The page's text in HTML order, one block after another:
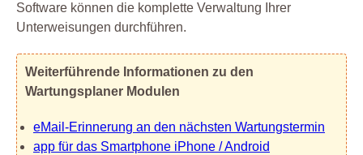
Software können die komplette Verwaltung Ihrer
Unterweisungen durchführen.
Weiterführende Informationen zu den
Wartungsplaner Modulen
eMail-Erinnerung an den nächsten Wartungstermin
app für das Smartphone iPhone / Android